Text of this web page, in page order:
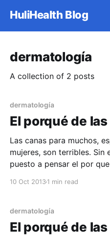
HuliHealth Blog
dermatología
A collection of 2 posts
dermatología
El porqué de
Las canas para muchos,
mujeres, son terribles. Sin
puesto a pensar el por
10 Oct 20131 min read
dermatología
El porqué de